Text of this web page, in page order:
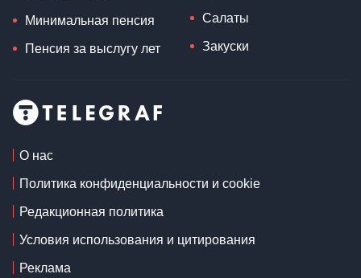
Минимальная пенсия
Пенсия за выслугу лет
Салаты
Закуски
О нас
Политика конфиденциальности и cookie
Редакционная политика
Условия использования и цитирования
Реклама